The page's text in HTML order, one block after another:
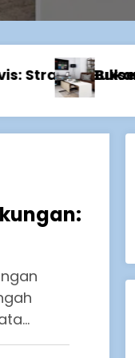
Tawa dan